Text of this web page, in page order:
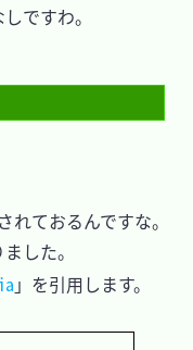
ですわ。
ておるんですな。
した。
」を引用します。